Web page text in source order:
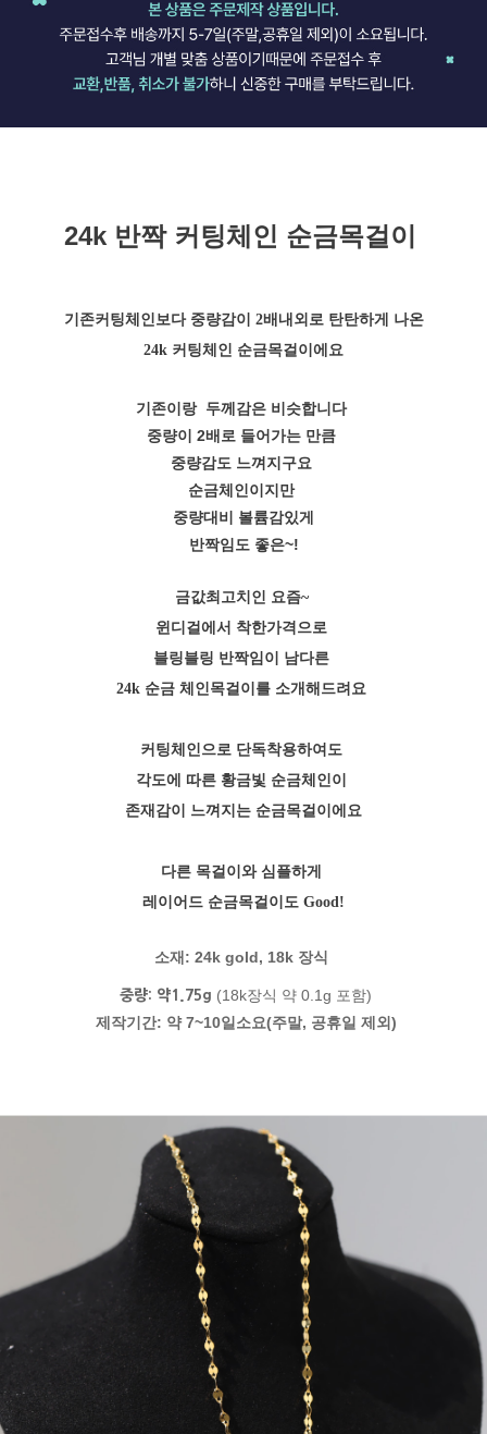
24k 반짝 커팅체인 순금목걸이
기존커팅체인보다 중량감이 2배내외로 탄탄하게 나온
24k 커팅체인 순금목걸이에요
기존이랑 두께감은 비슷합니다
중량이 2배로 들어가는 만큼
중량감도 느껴지구요
순금체인이지만
중량대비 볼륨감있게
반짝임도 좋은~!
금값최고치인 요즘~
윈디걸에서 착한가격으로
블링블링 반짝임이 남다른
24k 순금 체인목걸이를 소개해드려요
커팅체인으로 단독착용하여도
각도에 따른 황금빛 순금체인이
존재감이 느껴지는 순금목걸이에요
다른 목걸이와 심플하게
레이어드 순금목걸이도 Good!
소재: 24k gold, 18k 장식
중량: 약1.75g (18k장식 약 0.1g 포함)
제작기간: 약 7~10일소요(주말, 공휴일 제외)